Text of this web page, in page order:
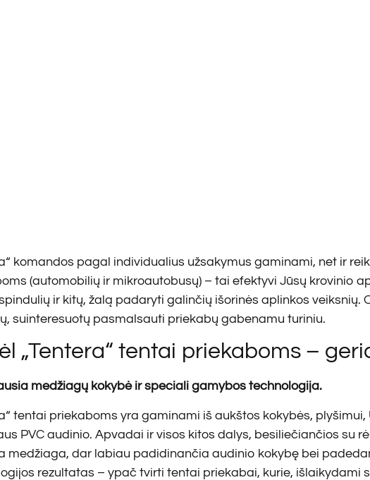
komandos pagal individualius užsakymus gaminami, net ir
(automobilių ir mikroautobusų) – tai efektyvi Jūsų krovinio
ir kitų, žalą padaryti galinčių išorinės aplinkos veiksnių.
suinteresuotų pasmalsauti priekabų gabenamu turiniu.
„Tentera“ tentai priekaboms –
medžiagų kokybė ir speciali gamybos technologija.
tentai priekaboms yra gaminami iš aukštos kokybės,
PVC audinio. Apvadai ir visos kitos dalys, besiliečiančios su
medžiaga, dar labiau padidinančia audinio kokybę bei
rezultatas – ypač tvirti tentai priekabai, kurie, išlaikydami